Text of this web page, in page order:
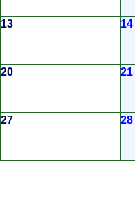
13 14
20 21
27 28